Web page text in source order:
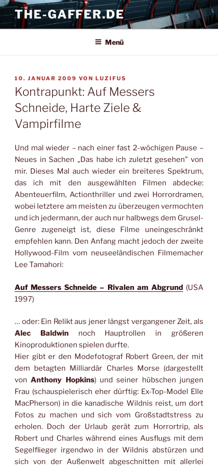
Zum
Inhalt
springen
THE-GAFFER.DE
Menü
VERÖFFENTLICHT
AM
10. JANUAR 2009 VON LUZIFUS
Kontrapunkt: Auf Messers
Schneide, Harte Ziele &
Vampirfilme
Und mal wieder – nach einer fast 2-wöchigen Pause –
Neues in Sachen „Das habe ich zuletzt gesehen” von
mir. Dieses Mal auch wieder ein breiteres Spektrum,
das ich mit den ausgewählten Filmen abdecke:
Abenteuerfilm, Actionthriller und zwei Horrordramen,
wobei letztere am meisten zu überzeugen vermochten
und ich jedermann, der auch nur halbwegs dem Grusel-
Genre zugeneigt ist, diese Filme uneingeschränkt
empfehlen kann. Den Anfang macht jedoch der zweite
Hollywood-Film vom neuseeländischen Filmemacher
Lee Tamahori:
Auf Messers Schneide – Rivalen am Abgrund(USA
1997)
… oder: Ein Relikt aus jener längst vergangener Zeit, als
Alec Baldwinnoch Hauptrollen in größeren
Kinoproduktionen spielen durfte.
Hier gibt er den Modefotograf Robert Green, der mit
dem betagten Milliardär Charles Morse (dargestellt
vonAnthony Hopkins) und seiner hübschen jungen
Frau (schauspielerisch eher dürftig: Ex-Top-Model Elle
MacPherson) in die kanadische Wildnis reist, um dort
Fotos zu machen und sich vom Großstadtstress zu
erholen. Doch der Urlaub gerät zum Horrortrip, als
Robert und Charles während eines Ausflugs mit dem
Segelflieger irgendwo in der Wildnis abstürzen und
sich von der Außenwelt abgeschnitten mit allerlei